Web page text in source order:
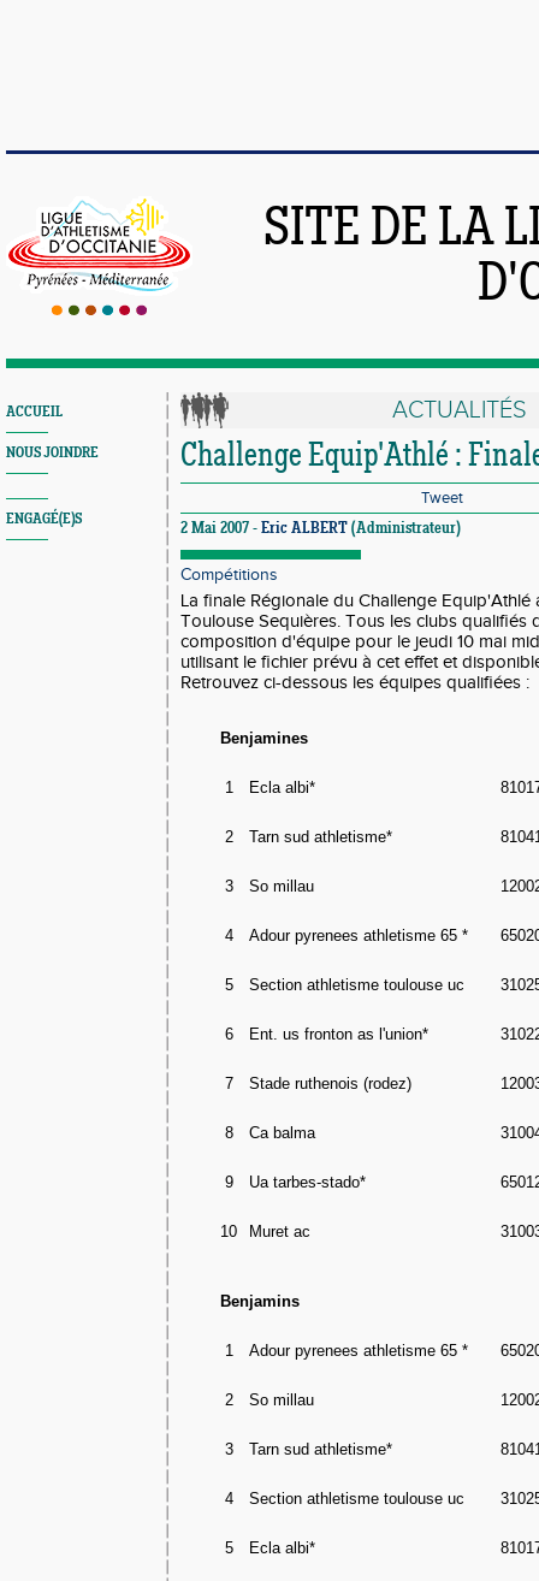
SITE DE LA
ACCUEIL
NOUS JOINDRE
ENGAGÉ(E)S
ACTUALITÉS
Challenge Equip'Athlé :
Tweet
2 Mai 2007 - Eric ALBERT (Administrateur)
Compétitions
La finale Régionale du Challenge Equip'Athlé
Toulouse Sequières. Tous les clubs qualifiés
composition d'équipe pour le jeudi 10 mai
utilisant le fichier prévu à cet effet et
Retrouvez ci-dessous les équipes qualifiées :
Benjamines
1 Ecla albi*
2 Tarn sud athletisme*
3 So millau
4 Adour pyrenees athletisme 65 *
5 Section athletisme toulouse uc
6 Ent. us fronton as l'union*
7 Stade ruthenois (rodez)
8 Ca balma
9 Ua tarbes-stado*
10 Muret ac
Benjamins
1 Adour pyrenees athletisme 65 *
2 So millau
3 Tarn sud athletisme*
4 Section athletisme toulouse uc
5 Ecla albi*